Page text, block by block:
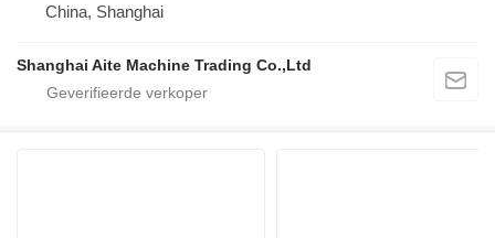
China, Shanghai
Shanghai Aite Machine Trading Co.,Ltd